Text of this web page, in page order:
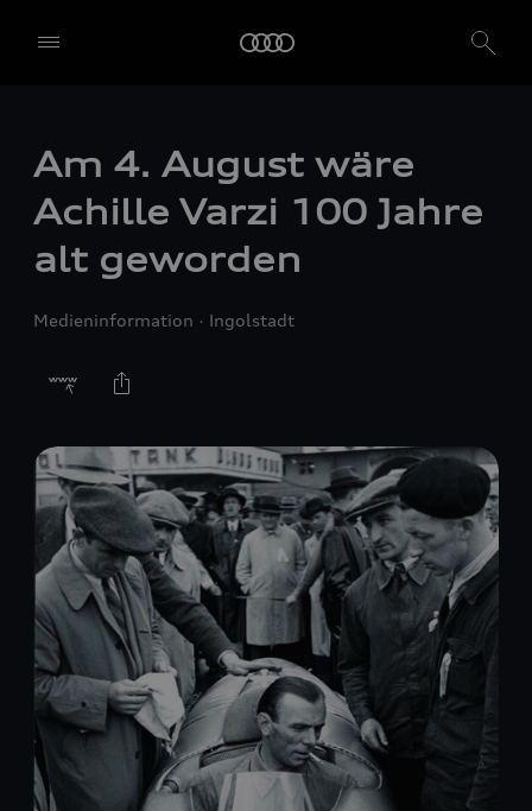
Am 4. August wäre
Achille Varzi 100 Jahre
alt geworden
Medieninformation Ingolstadt